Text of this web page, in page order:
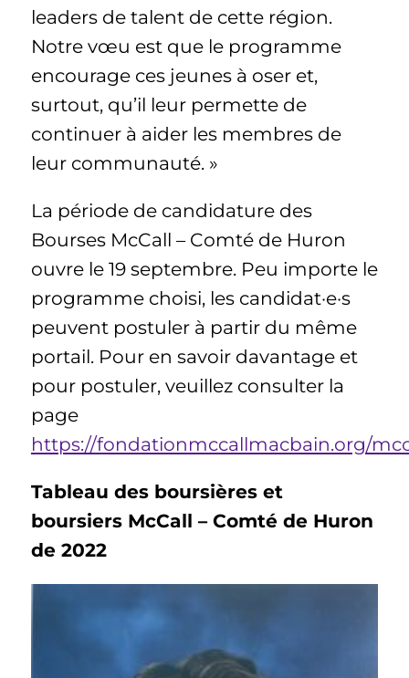
leaders de talent de cette région.
Notre vœu est que le programme
encourage ces jeunes à oser et,
surtout, qu’il leur permette de
continuer à aider les membres de
leur communauté. »
La période de candidature des
Bourses McCall – Comté de Huron
ouvre le 19 septembre. Peu importe le
programme choisi, les candidat·e·s
peuvent postuler à partir du même
portail. Pour en savoir davantage et
pour postuler, veuillez consulter la
page
https://fondationmccallmacbain.org/
Tableau des boursières et
boursiers McCall – Comté de Huron
de 2022